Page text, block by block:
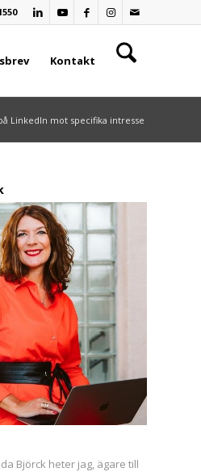
Kontakt
LinkedIn mot specifika intresse
Björck heter jag, ägare till